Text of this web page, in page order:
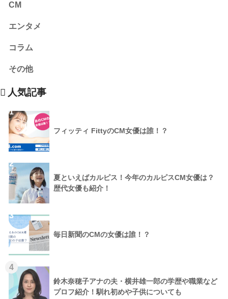
CM
エンタメ
コラム
その他
人気記事
1
フィッティ FittyのCM女優は誰！？
2
夏といえばカルピス！今年のカルピスCM女優は？
歴代女優も紹介！
3
毎日新聞のCMの女優は誰！？
4
鈴木奈穂子アナの夫・横井雄一郎の学歴や職業など
プロフ紹介！馴れ初めや子供についても